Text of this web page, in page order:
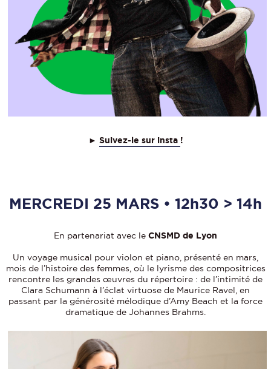
► Suivez-le sur insta !
MERCREDI 25 MARS • 12h30 > 14h
En partenariat avec le CNSMD de Lyon
Un voyage musical pour violon et piano, présenté en mars,
mois de l’histoire des femmes, où le lyrisme des compositrices
rencontre les grandes œuvres du répertoire : de l’intimité de
Clara Schumann à l’éclat virtuose de Maurice Ravel, en
passant par la générosité mélodique d’Amy Beach et la force
dramatique de Johannes Brahms.